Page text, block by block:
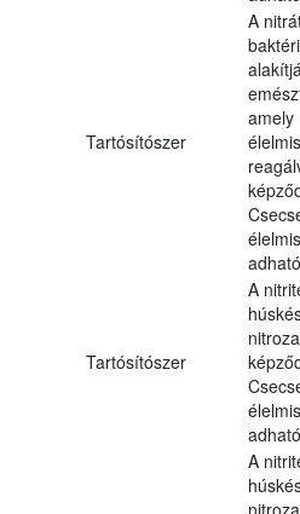
Tartósítószer
A
amely
Tartósítószer
A
A